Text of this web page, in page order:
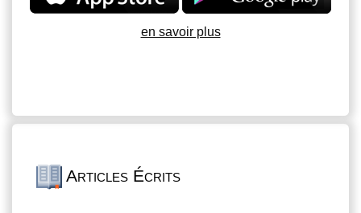
en savoir plus
Articles Écrits